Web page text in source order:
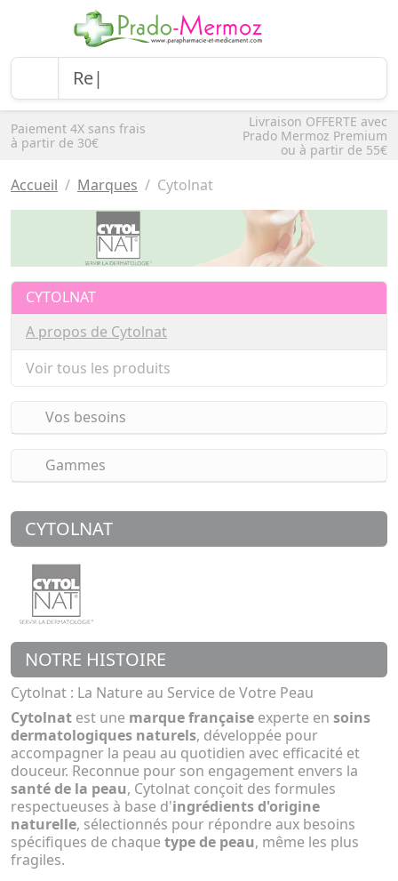
Paiement 4X sans frais
à partir de 30€
Livraison OFFERTE avec
Prado Mermoz Premium
ou à partir de 55€
Accueil Marques Cytolnat
CYTOLNAT
A propos de Cytolnat
Voir tous les produits
Vos besoins
Gammes
CYTOLNAT
NOTRE HISTOIRE
Cytolnat : La Nature au Service de Votre Peau
Cytolnat est une marque française experte en soins
dermatologiques naturels, développée pour
accompagner la peau au quotidien avec efficacité et
douceur. Reconnue pour son engagement envers la
santé de la peau, Cytolnat conçoit des formules
respectueuses à base d'ingrédients d'origine
naturelle, sélectionnés pour répondre aux besoins
spécifiques de chaque type de peau, même les plus
fragiles.